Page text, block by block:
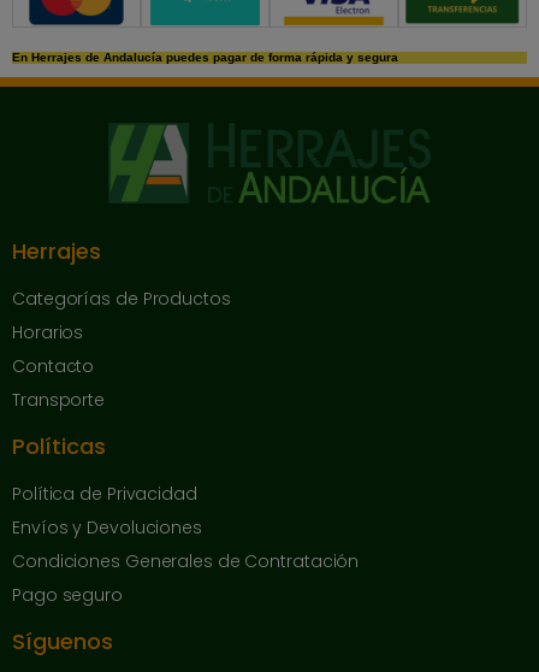
En Herrajes de Andalucía puedes pagar de forma rápida y segura
Herrajes
Categorías de Productos
Horarios
Contacto
Transporte
Políticas
Política de Privacidad
Envíos y Devoluciones
Condiciones Generales de Contratación
Pago seguro
Síguenos